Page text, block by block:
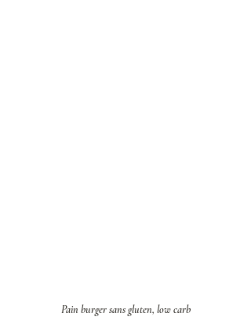
Pain burger sans gluten, low carb